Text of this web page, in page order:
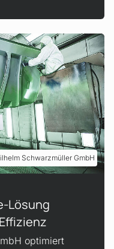
Schwarzmüller GmbH
Lösung
optimiert